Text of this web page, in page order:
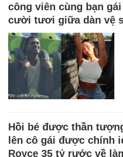
công viên cùng bạn
cười tươi giữa dàn vệ
Hồi bé được thần
lên cô gái được chính
Royce 35 tỷ rước về